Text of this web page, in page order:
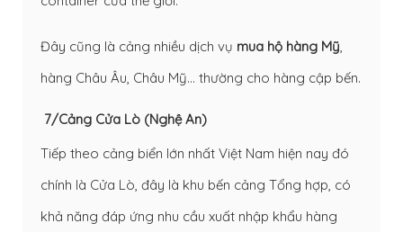
Đây cũng là cảng nhiều dịch vụ mua hộ hàng Mỹ,
hàng Châu Âu, Châu Mỹ… thường cho hàng cập bến.
7/Cảng Cửa Lò (Nghệ An)
Tiếp theo cảng biển lớn nhất Việt Nam hiện nay đó
chính là Cửa Lò, đây là khu bến cảng Tổng hợp, có
khả năng đáp ứng nhu cầu xuất nhập khẩu hàng